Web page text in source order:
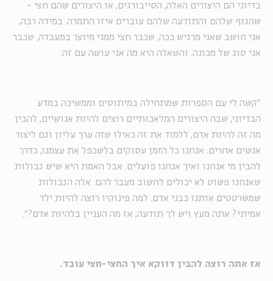
בדיוני הם היצורים האלה, הסייבורגים, או היצורים שהם חצי -
שהגוף שלהם והתודעה שלהם עוברים איזו התמרה. במידה רבה,
אני חושב שאני מרגיש ככה, שכבר חצי ממני מיוצר במעבדה, שכבר
אני סוג של מכונה. והשאלה היא מה אני עושה עם זה
"קשה לי עם הספרות שמתחילה במיתוסים וממשיכה במדע
הבדיוני, שבה היצורים המלאכותיים רוצים להיות אנושיים, להבין
מה זה להיות אדם, ללמוד את זה כאילו שזה ערך עליון וגם ליצור
אנשים אחרים. אנחנו כל הזמן עסוקים בלשכפל את עצמנו, כדרך
להבין מי אנחנו ואיך אנחנו פועלים. אבל האמת היא שיש גבולות
שאנחנו פשוט לא יכולים לחשוב מעבר להם. אלה הגבולות
שמשרטטים אותנו כבני אדם. למה פינוקיו רוצה להיות ילד
אמיתי? אתה מעץ ויש לך תודעה, אז מה העניין בלהיות אדם?״
אז אתה רוצה להבין דווקא איך החצי-חצי עובד.